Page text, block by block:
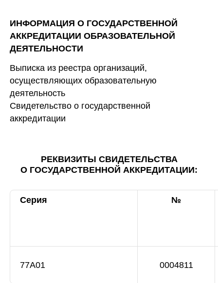
ИНФОРМАЦИЯ О ГОСУДАРСТВЕННОЙ
АККРЕДИТАЦИИ ОБРАЗОВАТЕЛЬНОЙ
ДЕЯТЕЛЬНОСТИ
Выписка из реестра организаций,
осуществляющих образовательную
деятельность
Свидетельство о государственной
аккредитации
РЕКВИЗИТЫ СВИДЕТЕЛЬСТВА
О ГОСУДАРСТВЕННОЙ АККРЕДИТАЦИИ:
Серия №
77А01 0004811